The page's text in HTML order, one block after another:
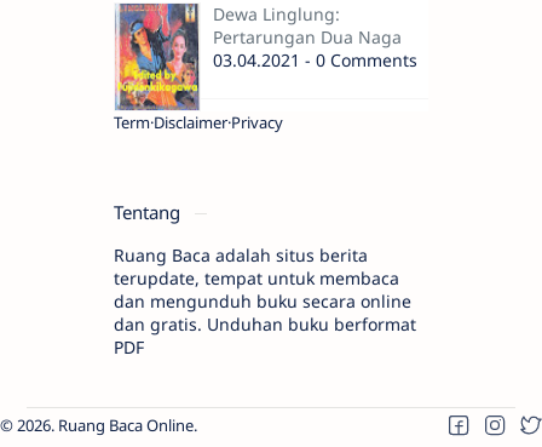
Dewa Linglung:
Pertarungan Dua Naga
03.04.2021 - 0 Comments
Term Disclaimer Privacy
Tentang
Ruang Baca adalah situs berita
terupdate, tempat untuk membaca
dan mengunduh buku secara online
dan gratis. Unduhan buku berformat
PDF
2026. Ruang Baca Online.